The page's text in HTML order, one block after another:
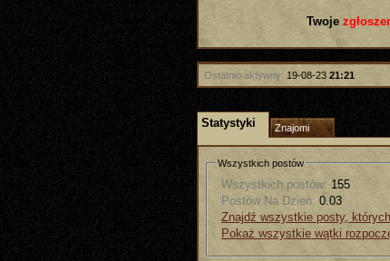
Twoje
Ostatnio aktywny: 19-08-23 21:21
Statystyki Znajomi
Wszystkich postów
Wszystkich postów: 155
Postów Na Dzień: 0.03
Znajdź wszystkie posty,
Pokaż wszystkie wątki